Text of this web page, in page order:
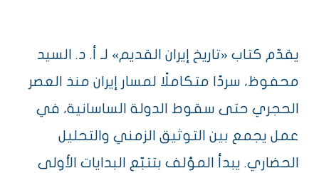
يقدّم كتاب «تاريخ إيران القديم» لـ أ. د. السيد
محفوظ، سردًا متكاملًا لمسار إيران منذ العصر
الحجري حتى سقوط الدولة الساسانية، في
عمل يجمع بين التوثيق الزمني والتحليل
الحضاري. يبدأ المؤلف بتتبّع البدايات الأولى